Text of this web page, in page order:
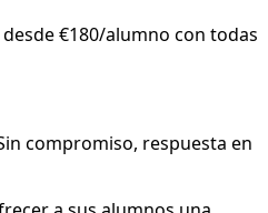
€180/alumno con todas
compromiso, respuesta en